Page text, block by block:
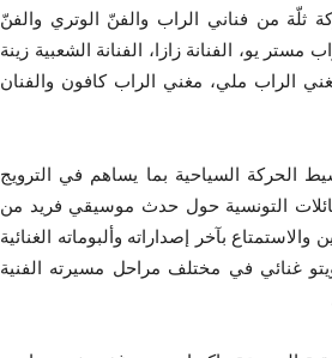
ثلّة من فناني الراب والفنّ الوتري والفنّ
يو، الفنانة زازا، الفنانة الشعبية زينة
الراب ملي، مغني الراب كافون والفنان
الحركة السياحية بما يساهم في الترويج
التونسية حول حدث موسيقي فريد من
بآخر إصداراته وألبوماته الغنائية
دويتو غنائي في مختلف مراحل مسيرته الفنية